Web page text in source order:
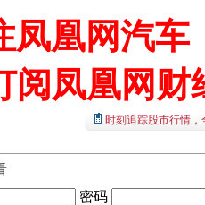
凤凰网汽车
阅凤凰网财
时刻追踪股市行情
密码